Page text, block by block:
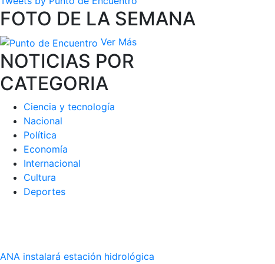
FOTO DE LA SEMANA
Ver Más
NOTICIAS POR
CATEGORIA
Ciencia y tecnología
Nacional
Política
Economía
Internacional
Cultura
Deportes
ANA instalará estación hidrológica